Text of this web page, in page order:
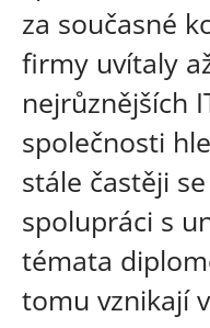
za současné
firmy uvítaly
nejrůznějších
společnosti
stále častěji
spolupráci s
témata
tomu vznikají